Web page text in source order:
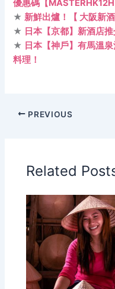
優惠碼【MASTERHK12H
★新鮮出爐！【 大阪新
★ 日本【京都】新酒店
★ 日本【神戶】有馬溫
料理！
PREVIOUS
Related